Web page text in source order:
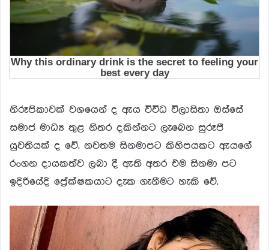
නිරූපිකාවක් වශයෙන් ද ඇය විවිධ විලාසිතා ඔස්සේ
සමාජ මාධ්‍ය තුළ නිතර දකින්නට ලැබෙන සුරූපී
යුවතියක් ද වේ. නවතම සිනමාපට කිහිපයකට ඇයගේ
රංගන දායකත්ව ලබා දී ඇති අතර එම සිනමා ‍පට
ඉදිරියේදි ප්‍රේක්ෂකයාට දැක ගැනීමට හැකි වේ.